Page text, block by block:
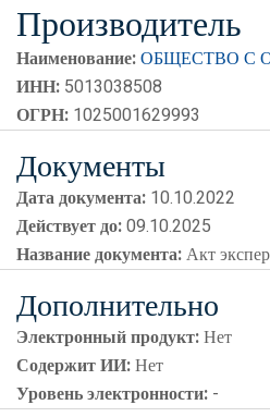
Производитель
Наименование:ОБЩЕСТВО С
ИНН: 5013038508
ОГРН: 1025001629993
Документы
Дата документа: 10.10.2022
Действует до:09.10.2025
Название документа:Акт
Дополнительно
Электронный продукт:Нет
Содержит ИИ:Нет
Уровень электронности: -